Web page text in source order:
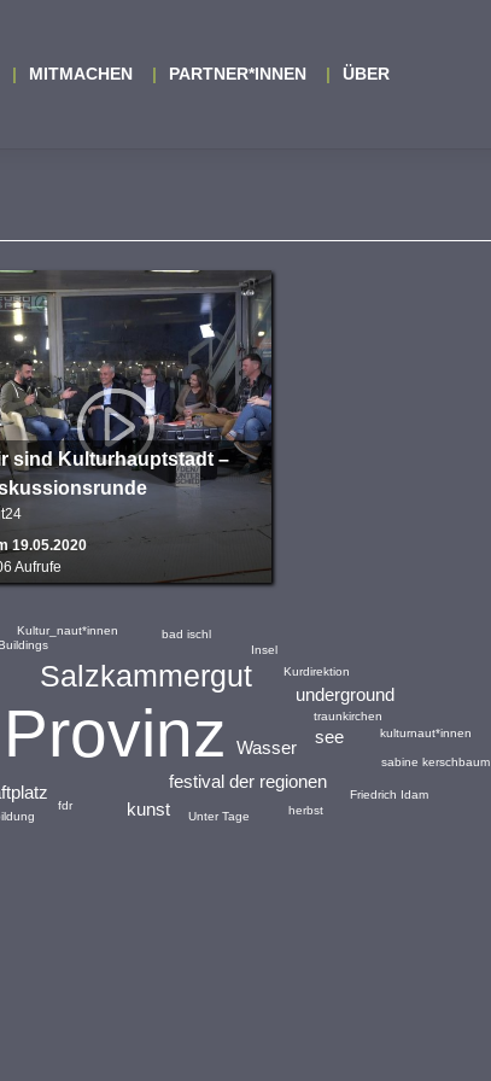
MITMACHEN PARTNER*INNEN ÜBER
sind Kulturhauptstadt –
19.05.2020
Aufrufe
Provinz
Salzkammergut
Wasser
festival der regionen
see
underground
kunst
traunkirchen
Kurdirektion
fdr
Unter Tage
kulturnaut*innen
Insel
sabine kerschbaum
herbst
Kultur_naut*innen bad ischl
Friedrich Idam